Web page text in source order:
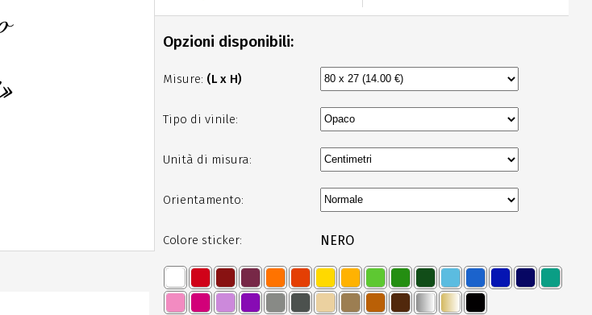
Opzioni disponibili:
Misure: (L x H)
Tipo di vinile:
Unità di misura:
Orientamento:
Colore sticker: NERO